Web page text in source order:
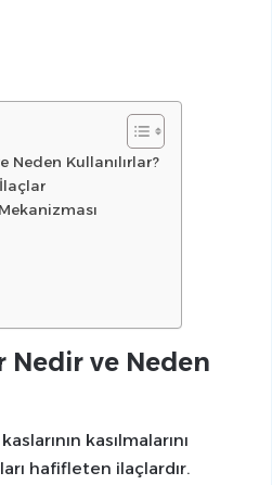
Neden Kullanılırlar?
Nedir ve Neden
kasılmalarını
hafifleten ilaçlardır.